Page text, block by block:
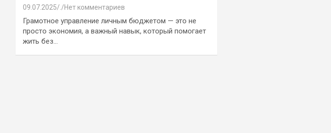
09.07.2025 Нет комментариев
Грамотное управление личным бюджетом — это не
просто экономия, а важный навык, который помогает
жить без…